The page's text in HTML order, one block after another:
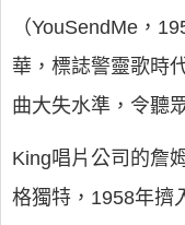
（YouSendMe，
華，標誌警靈歌時
曲大失水準，令聽
King唱片公司的詹
格獨特，1958年擠